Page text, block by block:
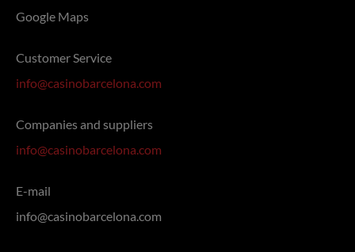
Google Maps
Customer Service
info@casinobarcelona.com
Companies and suppliers
info@casinobarcelona.com
E-mail
info@casinobarcelona.com